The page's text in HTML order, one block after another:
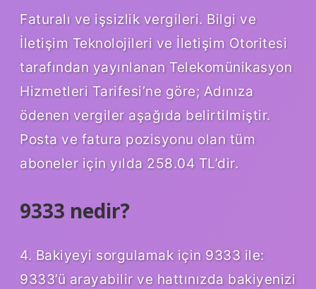
Faturalı ve işsizlik vergileri. Bilgi ve
İletişim Teknolojileri ve İletişim Otoritesi
tarafından yayınlanan Telekomünikasyon
Hizmetleri Tarifesi’ne göre; Adınıza
ödenen vergiler aşağıda belirtilmiştir.
Posta ve fatura pozisyonu olan tüm
aboneler için yılda 258.04 TL’dir.
9333 nedir?
4. Bakiyeyi sorgulamak için 9333 ile:
9333’ü arayabilir ve hattınızda bakiyenizi